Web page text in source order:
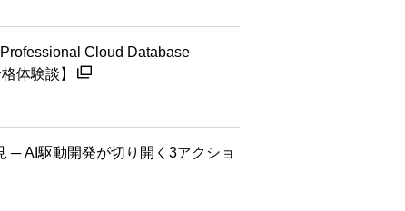
Cloud Database
体験談】
─ AI駆動開発が切り開く3アクショ